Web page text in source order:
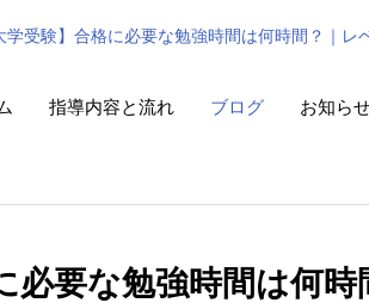
指導内容と流れ ブログ お知ら
学受験】合格に必要な勉強時間は何時間？｜レ
必要な勉強時間は何時